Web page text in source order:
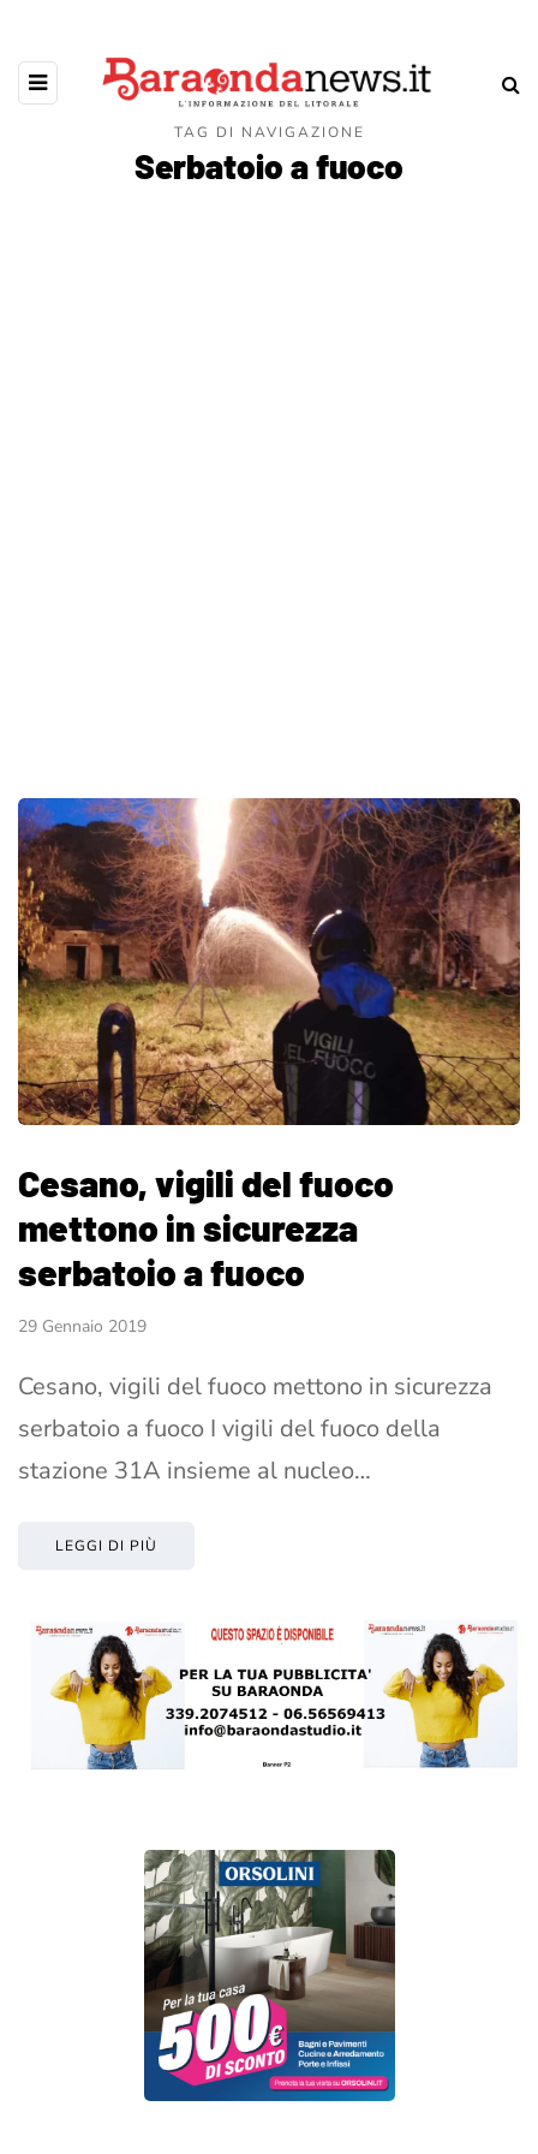
TAG DI NAVIGAZIONE
Serbatoio a fuoco
Cesano, vigili del fuoco
mettono in sicurezza
serbatoio a fuoco
29 Gennaio 2019
Cesano, vigili del fuoco mettono in sicurezza
serbatoio a fuoco I vigili del fuoco della
stazione 31A insieme al nucleo…
LEGGI DI PIÙ